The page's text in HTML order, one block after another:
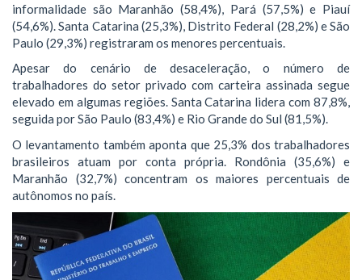
informalidade são Maranhão (58,4%), Pará (57,5%) e Piauí
(54,6%). Santa Catarina (25,3%), Distrito Federal (28,2%) e São
Paulo (29,3%) registraram os menores percentuais.
Apesar do cenário de desaceleração, o número de
trabalhadores do setor privado com carteira assinada segue
elevado em algumas regiões. Santa Catarina lidera com 87,8%,
seguida por São Paulo (83,4%) e Rio Grande do Sul (81,5%).
O levantamento também aponta que 25,3% dos trabalhadores
brasileiros atuam por conta própria. Rondônia (35,6%) e
Maranhão (32,7%) concentram os maiores percentuais de
autônomos no país.